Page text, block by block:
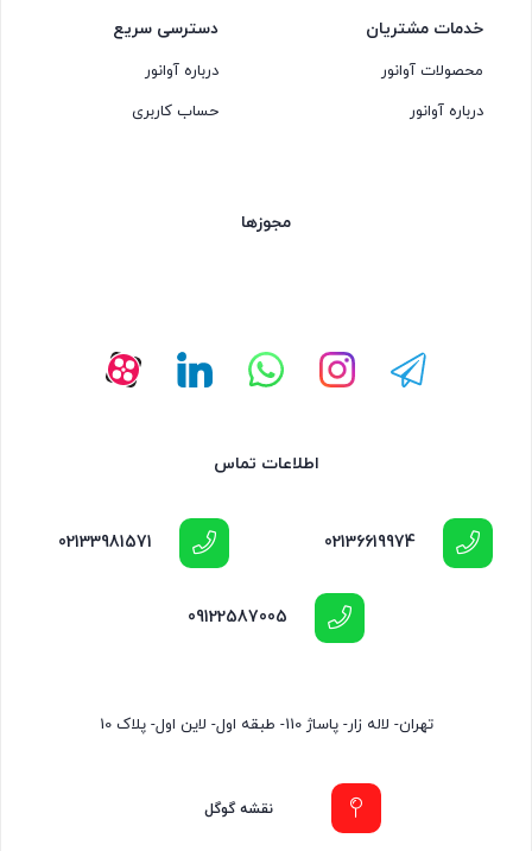
خدمات مشتریان
محصولات آوانور
درباره آوانور
دسترسی سریع
درباره آوانور
حساب کاربری
مجوزها
اطلاعات تماس
02136619974
02133981571
09122587005
تهران- لاله زار- پاساژ 110- طبقه اول- لاین اول- پلاک 10
نقشه گوگل